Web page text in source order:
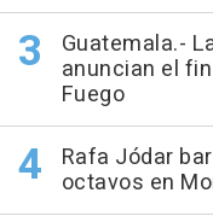
Guatemala.-
anuncian el
Fuego
Rafa Jódar
octavos en